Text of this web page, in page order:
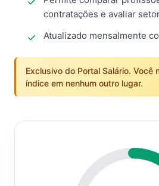
contratações e avaliar
Atualizado mensalmente
Exclusivo do Portal Salário. Você
índice em nenhum outro lugar.